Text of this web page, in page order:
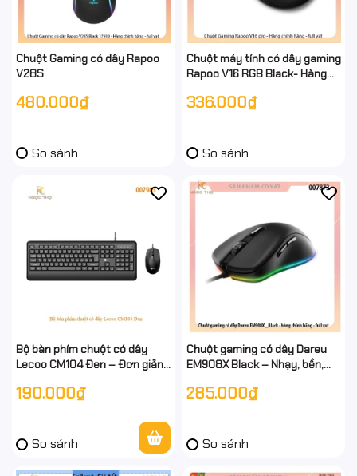
Chuột Gaming có dây Rapoo
V28S
480.000₫
So sánh
Chuột máy tính có dây gaming
Rapoo V16 RGB Black- Hàng
336.000₫
So sánh
Bộ bàn phím chuột có dây
Lecoo CM104 Đen – Đơn giản,
190.000₫
So sánh
Chuột gaming có dây Dareu
EM908X Black – Nhạy, bền,
hãng, full VAT
285.000₫
So sánh